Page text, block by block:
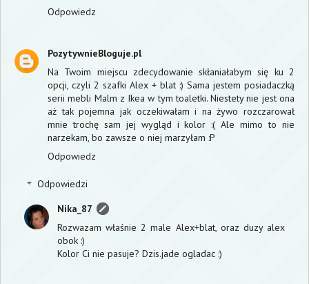
Odpowiedz
PozytywnieBloguje.pl
Na Twoim miejscu zdecydowanie skłaniałabym się ku 2
opcji, czyli 2 szafki Alex + blat :) Sama jestem posiadaczką
serii mebli Malm z Ikea w tym toaletki. Niestety nie jest ona
aż tak pojemna jak oczekiwałam i na żywo rozczarował
mnie trochę sam jej wygląd i kolor :( Ale mimo to nie
narzekam, bo zawsze o niej marzyłam :P
Odpowiedz
Odpowiedzi
Nika_87
Rozwazam właśnie 2 male Alex+blat, oraz duzy alex
obok :)
Kolor Ci nie pasuje? Dzis.jade ogladac :)